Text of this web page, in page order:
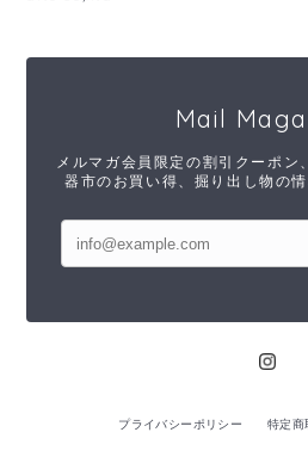
Mail
メルマガ会員限定の割引クーポン
器市のお買い得、掘り出し物の
プライバシーポリシー 特定商